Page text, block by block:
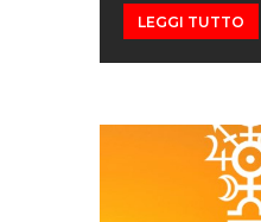
LEGGI TUTTO